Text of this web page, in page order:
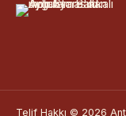
Telif Hakkı © 2026